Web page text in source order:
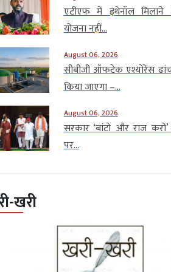
एटीएफ में इथेनॉल
योजना नहीं...
August 06, 2026
सीबीजी ऑफटेक एश्योरेंस
किया जाएगा –...
August 06, 2026
सरकार ‘बांटो और राज
पर...
खरी